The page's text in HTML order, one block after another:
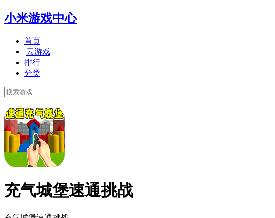
小米游戏中心
首页
云游戏
排行
分类
充气城堡速通挑战